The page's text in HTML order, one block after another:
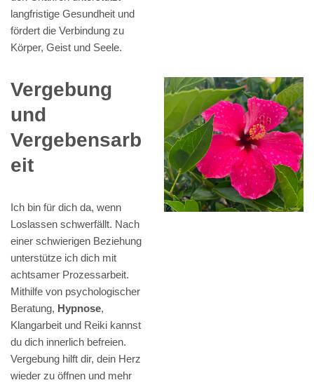
langfristige Gesundheit und
fördert die Verbindung zu
Körper, Geist und Seele.
Vergebung
und
Vergebensarb
eit
Ich bin für dich da, wenn
Loslassen schwerfällt. Nach
einer schwierigen Beziehung
unterstütze ich dich mit
achtsamer Prozessarbeit.
Mithilfe von psychologischer
Beratung, Hypnose,
Klangarbeit und Reiki kannst
du dich innerlich befreien.
Vergebung hilft dir, dein Herz
wieder zu öffnen und mehr